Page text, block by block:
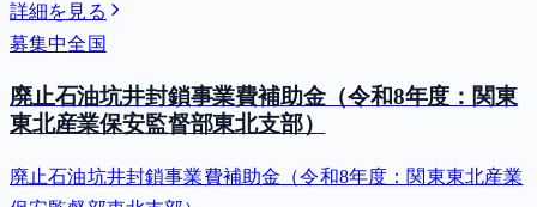
詳細を見る
募集中全国
廃止石油坑井封鎖事業費補助金（令和8年度：関東
東北産業保安監督部東北支部）
廃止石油坑井封鎖事業費補助金（令和8年度：関東東北産業